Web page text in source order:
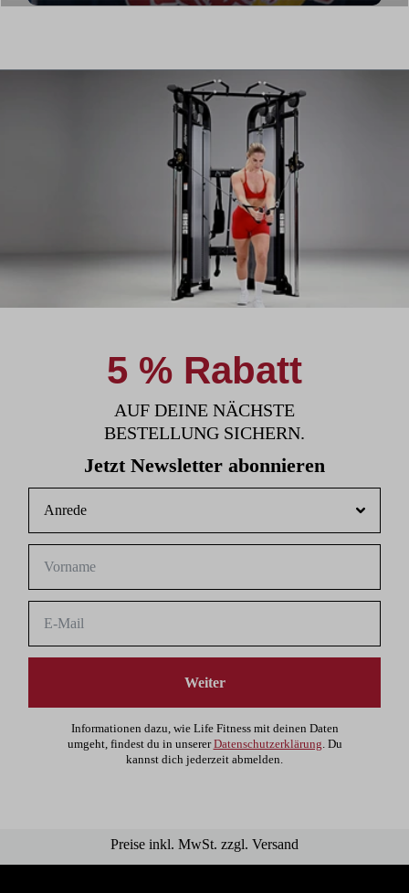
5 % Rabatt
AUF DEINE NÄCHSTE
BESTELLUNG SICHERN.
Jetzt Newsletter abonnieren
Weiter
Informationen dazu, wie Life Fitness mit deinen Daten
umgeht, findest du in unsererDatenschutzerklärung. Du
kannst dich jederzeit abmelden.
Preise inkl. MwSt. zzgl. Versand